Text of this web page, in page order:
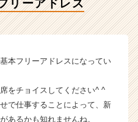
リーアドレス
本フリーアドレスになってい
をチョイスしてください^ ^
で仕事することによって、新
あるかも知れませんね。